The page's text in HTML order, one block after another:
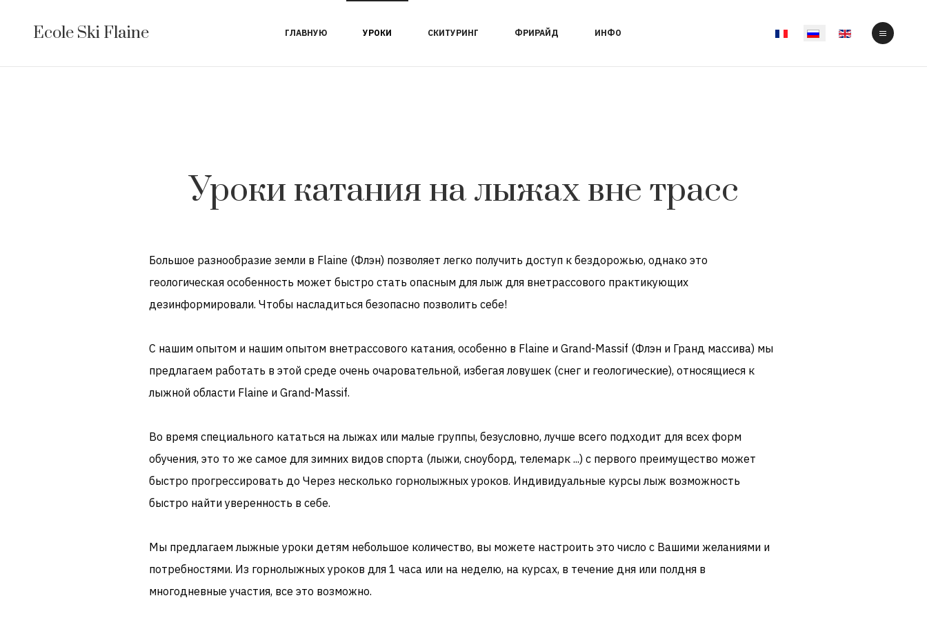
Ecole Ski Flaine ГЛАВНУЮ УРОКИ СКИТУРИНГ ФРИРАЙД ИНФО Выберите язык
Уроки катания на лыжах вне трасс
Большое разнообразие земли в Flaine (Флэн) позволяет легко получить доступ к бездорожью, однако это
геологическая особенность может быстро стать опасным для лыж для внетрассового практикующих
дезинформировали. Чтобы насладиться безопасно позволить себе!
С нашим опытом и нашим опытом внетрассового катания, особенно в Flaine и Grand-Massif (Флэн и Гранд массива) мы
предлагаем работать в этой среде очень очаровательной, избегая ловушек (снег и геологические), относящиеся к
лыжной области Flaine и Grand-Massif.
Во время специального кататься на лыжах или малые группы, безусловно,лучше всего подходит для всех форм
обучения, это то же самое для зимних видов спорта (лыжи, сноуборд, телемарк ...) с первого преимущество может
быстро прогрессировать до Через несколько горнолыжных уроков. Индивидуальные курсы лыж возможность
быстро найти уверенность в себе.
Мы предлагаем лыжные уроки детям небольшое количество, вы можете настроить это число с Вашими желаниями и
потребностями. Из горнолыжных уроков для 1 часа или на неделю, на курсах, в течение дня или полдня в
многодневные участия, все это возможно.